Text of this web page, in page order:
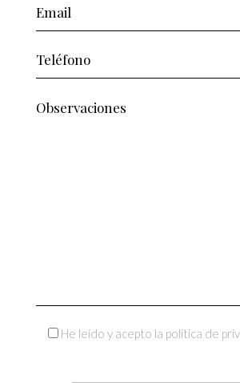
He leído y acepto la política de